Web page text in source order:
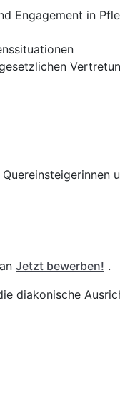
Engagement in
an Jetzt bewerben! .
diakonische